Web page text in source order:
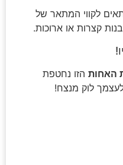
לקווי המתאר של
קצרות או ארוכות.
האחות הזו נחטפת
לעצמך לוק מנצח!